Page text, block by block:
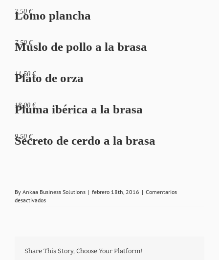
Lomo plancha
7,50 €
Muslo de pollo a la brasa
7,50 €
Plato de orza
11,50 €
Pluma ibérica a la brasa
18,00 €
Secreto de cerdo a la brasa
9,50 €
By Ankaa Business Solutions | febrero 18th, 2016 | Comentarios
desactivadosen
Carnes
Share This Story, Choose Your Platform!